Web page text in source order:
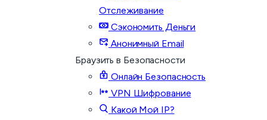
Отслеживание
Сэкономить Деньги
Анонимный Email
Браузить в Безопасности
Онлайн Безопасность
VPN Шифрование
Какой Мой IP?